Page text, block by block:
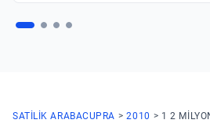
SATILIK ARABACUPRA 2010 1 2